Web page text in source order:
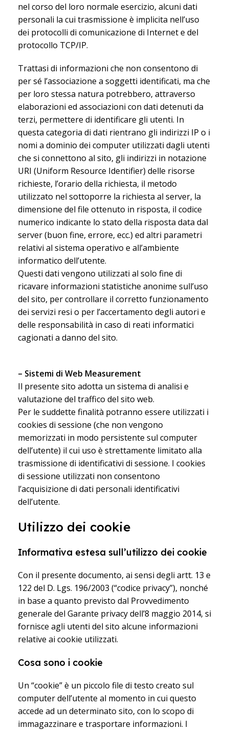
nel corso del loro normale esercizio, alcuni dati
personali la cui trasmissione è implicita nell’uso
dei protocolli di comunicazione di Internet e del
protocollo TCP/IP.
Trattasi di informazioni che non consentono di
per sé l’associazione a soggetti identificati, ma che
per loro stessa natura potrebbero, attraverso
elaborazioni ed associazioni con dati detenuti da
terzi, permettere di identificare gli utenti. In
questa categoria di dati rientrano gli indirizzi IP o i
nomi a dominio dei computer utilizzati dagli utenti
che si connettono al sito, gli indirizzi in notazione
URI (Uniform Resource Identifier) delle risorse
richieste, l’orario della richiesta, il metodo
utilizzato nel sottoporre la richiesta al server, la
dimensione del file ottenuto in risposta, il codice
numerico indicante lo stato della risposta data dal
server (buon fine, errore, ecc.) ed altri parametri
relativi al sistema operativo e all’ambiente
informatico dell’utente.
Questi dati vengono utilizzati al solo fine di
ricavare informazioni statistiche anonime sull’uso
del sito, per controllare il corretto funzionamento
dei servizi resi o per l’accertamento degli autori e
delle responsabilità in caso di reati informatici
cagionati a danno del sito.
– Sistemi di Web Measurement
Il presente sito adotta un sistema di analisi e
valutazione del traffico del sito web.
Per le suddette finalità potranno essere utilizzati i
cookies di sessione (che non vengono
memorizzati in modo persistente sul computer
dell’utente) il cui uso è strettamente limitato alla
trasmissione di identificativi di sessione. I cookies
di sessione utilizzati non consentono
l’acquisizione di dati personali identificativi
dell’utente.
Utilizzo dei cookie
Informativa estesa sull’utilizzo dei cookie
Con il presente documento, ai sensi degli artt. 13 e
122 del D. Lgs. 196/2003 (“codice privacy”), nonché
in base a quanto previsto dal Provvedimento
generale del Garante privacy dell’8 maggio 2014, si
fornisce agli utenti del sito alcune informazioni
relative ai cookie utilizzati.
Cosa sono i cookie
Un “cookie” è un piccolo file di testo creato sul
computer dell’utente al momento in cui questo
accede ad un determinato sito, con lo scopo di
immagazzinare e trasportare informazioni. I